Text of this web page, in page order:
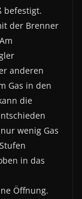
befestigt.
der Brenner
anderen
Gas in den
die
wenig Gas
in das
Öffnung.